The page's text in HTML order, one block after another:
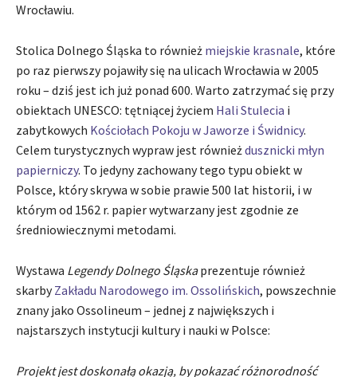
Wrocławiu.
Stolica Dolnego Śląska to również miejskie krasnale, które
po raz pierwszy pojawiły się na ulicach Wrocławia w 2005
roku – dziś jest ich już ponad 600. Warto zatrzymać się przy
obiektach UNESCO: tętniącej życiem Hali Stulecia i
zabytkowych Kościołach Pokoju w Jaworze i Świdnicy.
Celem turystycznych wypraw jest równieżdusznicki młyn
papierniczy. To jedyny zachowany tego typu obiekt w
Polsce, który skrywa w sobie prawie 500 lat historii, i w
którym od 1562 r. papier wytwarzany jest zgodnie ze
średniowiecznymi metodami.
Wystawa Legendy Dolnego Śląskaprezentuje również
skarbyZakładu Narodowego im. Ossolińskich, powszechnie
znany jako Ossolineum – jednej z największych i
najstarszych instytucji kultury i nauki w Polsce:
Projekt jest doskonałą okazją, by pokazać różnorodność